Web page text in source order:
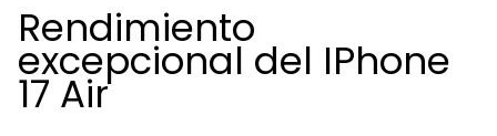
Rendimiento
excepcional del IPhone
17 Air